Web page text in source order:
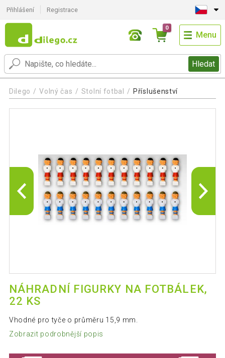
Přihlášení Registrace
Hledat
0
Menu
Dilego Volný čas Stolní fotbal Příslušenství
NÁHRADNÍ FIGURKY NA FOTBÁLEK,
22 KS
Vhodné pro tyče o průměru 15,9 mm.
Zobrazit podrobnější popis